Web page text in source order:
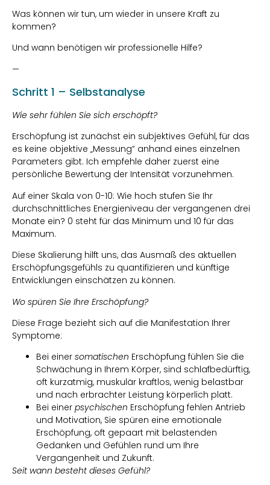
Was können wir tun, um wieder in unsere Kraft zu
kommen?
Und wann benötigen wir professionelle Hilfe?
—
Schritt 1 – Selbstanalyse
Wie sehr fühlen Sie sich erschöpft?
Erschöpfung ist zunächst ein subjektives Gefühl, für das
es keine objektive „Messung“ anhand eines einzelnen
Parameters gibt. Ich empfehle daher zuerst eine
persönliche Bewertung der Intensität vorzunehmen.
Auf einer Skala von 0-10: Wie hoch stufen Sie Ihr
durchschnittliches Energieniveau der vergangenen drei
Monate ein? 0 steht für das Minimum und 10 für das
Maximum.
Diese Skalierung hilft uns, das Ausmaß des aktuellen
Erschöpfungsgefühls zu quantifizieren und künftige
Entwicklungen einschätzen zu können.
Wo spüren Sie Ihre Erschöpfung?
Diese Frage bezieht sich auf die Manifestation Ihrer
Symptome:
Bei einer somatischen Erschöpfung fühlen Sie die
Schwächung in Ihrem Körper, sind schlafbedürftig,
oft kurzatmig, muskulär kraftlos, wenig belastbar
und nach erbrachter Leistung körperlich platt.
Bei einer psychischen Erschöpfung fehlen Antrieb
und Motivation, Sie spüren eine emotionale
Erschöpfung, oft gepaart mit belastenden
Gedanken und Gefühlen rund um Ihre
Vergangenheit und Zukunft.
Seit wann besteht dieses Gefühl?